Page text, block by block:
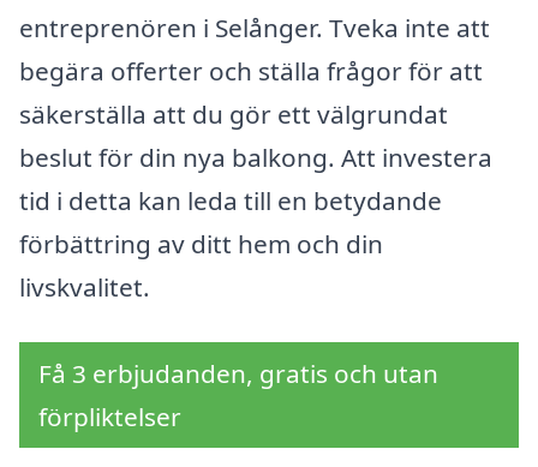
entreprenören i Selånger. Tveka inte att
begära offerter och ställa frågor för att
säkerställa att du gör ett välgrundat
beslut för din nya balkong. Att investera
tid i detta kan leda till en betydande
förbättring av ditt hem och din
livskvalitet.
Få 3 erbjudanden, gratis och utan
förpliktelser